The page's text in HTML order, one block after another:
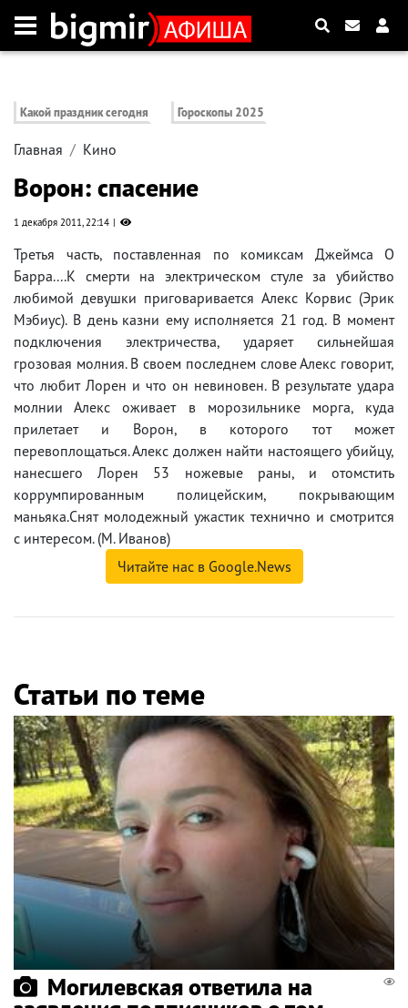
Какой праздник сегодня Гороскопы 2025
Главная Кино
Ворон: спасение
1 декабря 2011, 22:14
Третья часть, поставленная по комиксам Джеймса О
Барра....К смерти на электрическом стуле за убийство
любимой девушки приговаривается Алекс Корвис (Эрик
Мэбиус). В день казни ему исполняется 21 год. В момент
подключения электричества, ударяет сильнейшая
грозовая молния. В своем последнем слове Алекс говорит,
что любит Лорен и что он невиновен. В результате удара
молнии Алекс оживает в морозильнике морга, куда
прилетает и Ворон, в которого тот может
перевоплощаться. Алекс должен найти настоящего убийцу,
нанесшего Лорен 53 ножевые раны, и отомстить
коррумпированным полицейским, покрывающим
маньяка.Снят молодежный ужастик технично и смотрится
с интересом. (М. Иванов)
Читайте нас в Google.News
Статьи по теме
Могилевская ответила на